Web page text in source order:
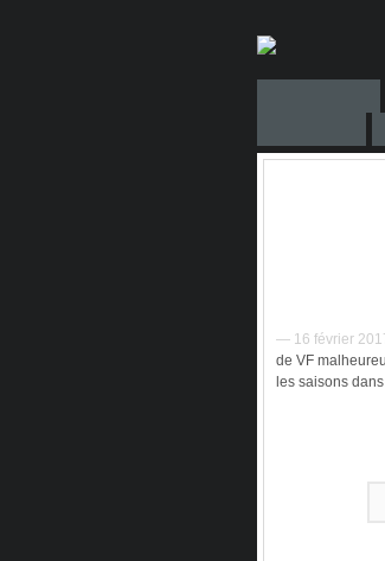
— 16 février
de VF
les saisons